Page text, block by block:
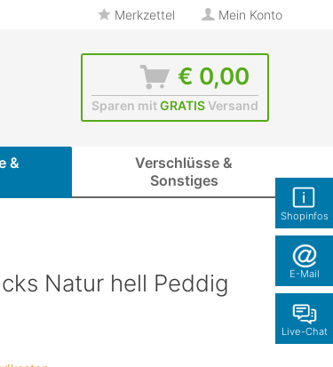
Shopinfos
E-Mail
Live-Chat
Merkzettel Mein Konto
€ 0,00
Sparen mitGRATISVersand
&
Verschlüsse &
Sonstiges
Natur hell Peddig